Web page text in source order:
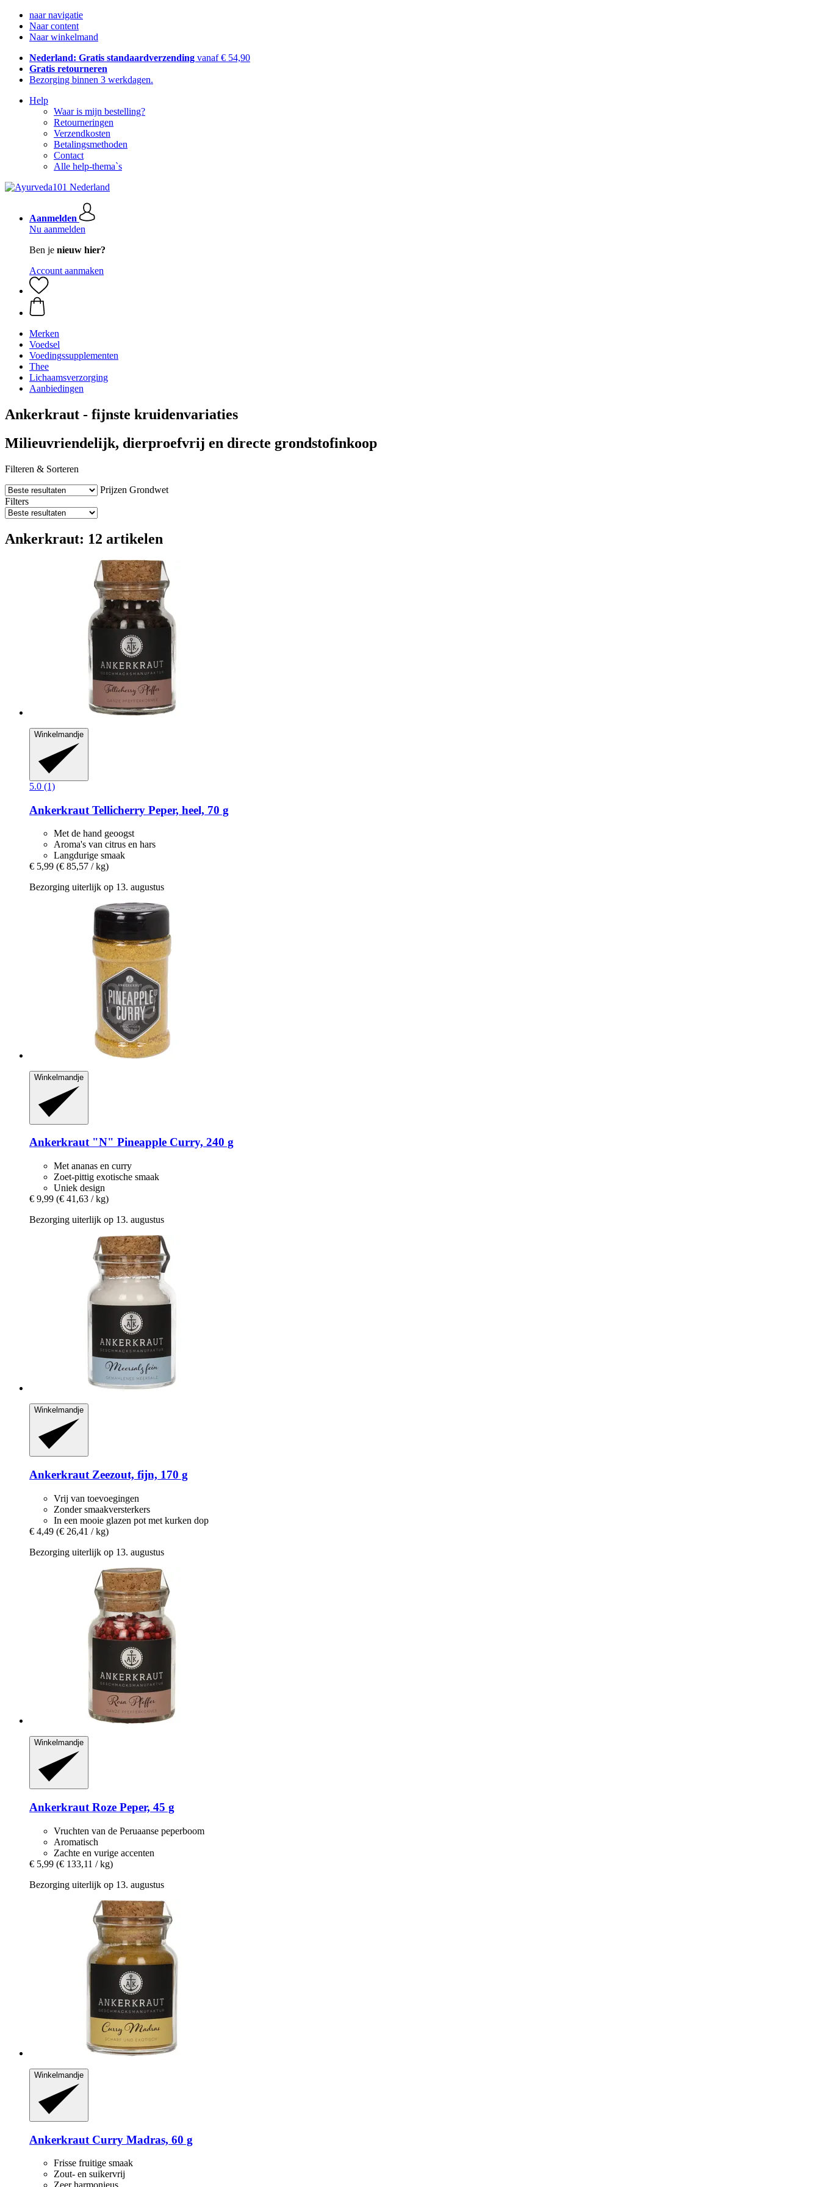
naar navigatie
Naar content
Naar winkelmand
Nederland: Gratis standaardverzending vanaf € 54,90
Gratis retourneren
Bezorging binnen 3 werkdagen.
Help
Waar is mijn bestelling?
Retourneringen
Verzendkosten
Betalingsmethoden
Contact
Alle help-thema`s
Aanmelden
Nu aanmelden
Ben je nieuw hier?
Account aanmaken
Merken
Voedsel
Voedingssupplementen
Thee
Lichaamsverzorging
Aanbiedingen
Ankerkraut - fijnste kruidenvariaties
Milieuvriendelijk, dierproefvrij en directe grondstofinkoop
Filteren & Sorteren
Prijzen Grondwet
Filters
Ankerkraut: 12 artikelen
Winkelmandje
5.0 (1)
Ankerkraut Tellicherry Peper, heel, 70 g
Met de hand geoogst
Aroma's van citrus en hars
Langdurige smaak
€ 5,99 (€ 85,57 / kg)
Bezorging uiterlijk op 13. augustus
Winkelmandje
Ankerkraut"N" Pineapple Curry, 240 g
Met ananas en curry
Zoet-pittig exotische smaak
Uniek design
€ 9,99 (€ 41,63 / kg)
Bezorging uiterlijk op 13. augustus
Winkelmandje
Ankerkraut Zeezout, fijn, 170 g
Vrij van toevoegingen
Zonder smaakversterkers
In een mooie glazen pot met kurken dop
€ 4,49 (€ 26,41 / kg)
Bezorging uiterlijk op 13. augustus
Winkelmandje
Ankerkraut Roze Peper, 45 g
Vruchten van de Peruaanse peperboom
Aromatisch
Zachte en vurige accenten
€ 5,99 (€ 133,11 / kg)
Bezorging uiterlijk op 13. augustus
Winkelmandje
Ankerkraut Curry Madras, 60 g
Frisse fruitige smaak
Zout- en suikervrij